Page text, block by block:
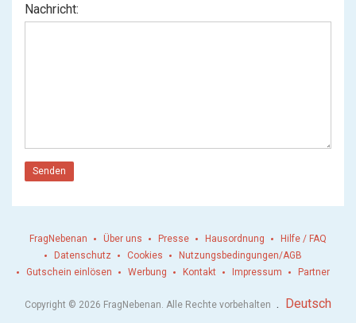
Nachricht:
Senden
FragNebenan Über uns Presse Hausordnung
Hilfe / FAQ
Datenschutz
Cookies
Nutzungsbedingungen/AGB
Gutschein einlösen
Werbung Kontakt Impressum Partner
Copyright © 2026 FragNebenan. Alle Rechte vorbehalten . Deutsch